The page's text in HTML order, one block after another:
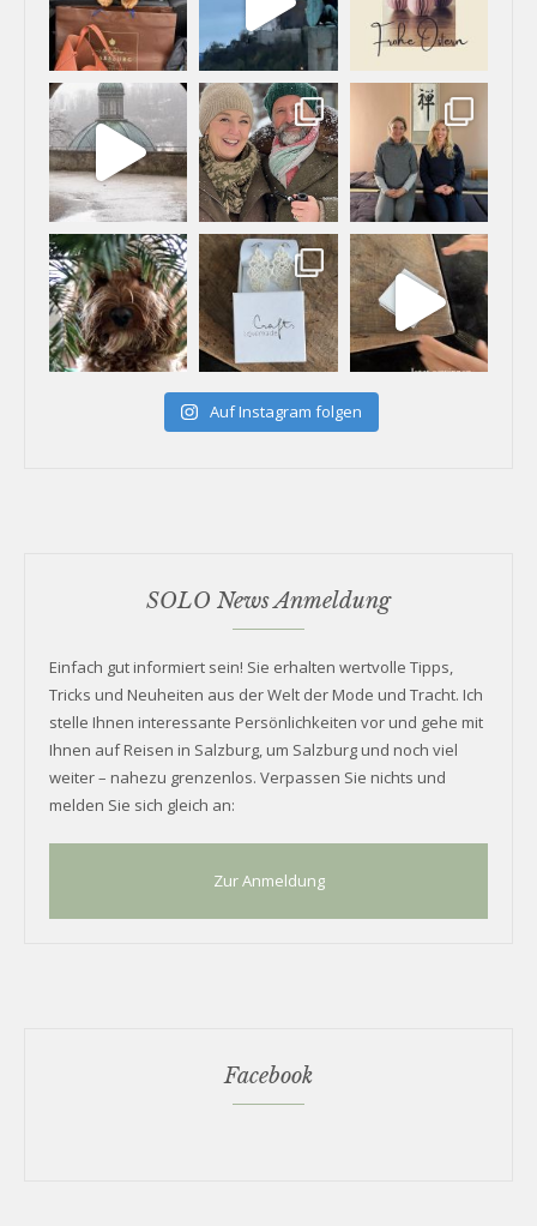
Auf Instagram folgen
SOLO News Anmeldung
Einfach gut informiert sein! Sie erhalten wertvolle Tipps,
Tricks und Neuheiten aus der Welt der Mode und Tracht. Ich
stelle Ihnen interessante Persönlichkeiten vor und gehe mit
Ihnen auf Reisen in Salzburg, um Salzburg und noch viel
weiter – nahezu grenzenlos. Verpassen Sie nichts und
melden Sie sich gleich an:
Zur Anmeldung
Facebook